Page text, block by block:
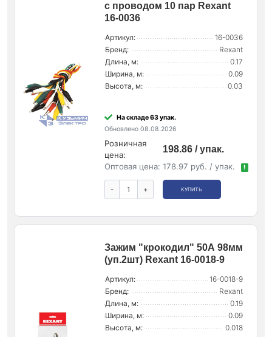
с проводом 10 пар Rexant
16-0036
Артикул:
16-0036
Бренд:
Rexant
Длина, м:
0.17
Ширина, м:
0.09
Высота, м:
0.03
На складе 63 упак.
Обновлено 08.08.2026
Розничная
цена:
198.86 / упак.
Оптовая цена: 178.97 руб. / упак. !
- + КУПИТЬ
Зажим "крокодил" 50А 98мм
(уп.2шт) Rexant 16-0018-9
Артикул:
16-0018-9
Бренд:
Rexant
Длина, м:
0.19
Ширина, м:
0.09
Высота, м:
0.018